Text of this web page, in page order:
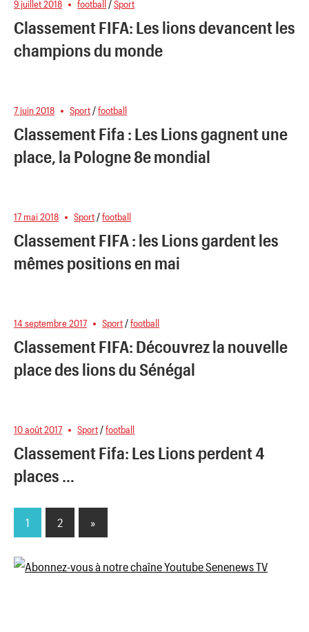
9 juillet 2018 football /Sport
Classement FIFA: Les lions devancent les
champions du monde
7 juin 2018 Sport /football
Classement Fifa : Les Lions gagnent une
place, la Pologne 8e mondial
17 mai 2018 Sport /football
Classement FIFA : les Lions gardent les
mêmes positions en mai
14 septembre 2017 Sport /football
Classement FIFA: Découvrez la nouvelle
place des lions du Sénégal
10 août 2017 Sport /football
Classement Fifa: Les Lions perdent 4
places …
Pagination
des
1 2
Next
»